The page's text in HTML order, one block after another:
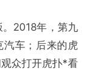
2018年，第九
车；后来的虎
众打开虎扑*看